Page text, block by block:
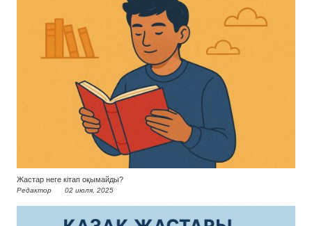
Жастар неге кітап оқымайды?
Редактор 02 июля, 2025